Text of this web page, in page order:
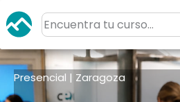
Presencial | Zaragoza